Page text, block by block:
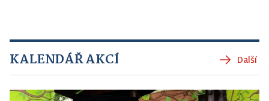
KALENDÁŘ AKCÍ Další